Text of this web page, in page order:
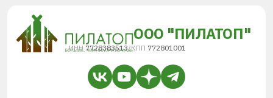
ООО "ПИЛАТОП"
ИНН 7728383513/КПП 772801001